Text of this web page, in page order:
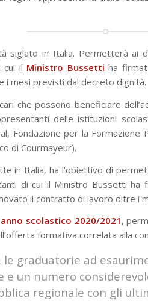
siglato in Italia. Permetterà
cui il Ministro Bussetti ha
mesi previsti dal decreto dignità.
che possono beneficiare
delle istituzioni
Fondazione per la Formazione
di Courmayeur).
in Italia, ha l’obiettivo di
di cui il Ministro Bussetti ha
il contratto di lavoro oltre i
anno scolastico 2020/2021 ,
formativa correlata alla
le graduatorie ad
e un numero
regionale con gli